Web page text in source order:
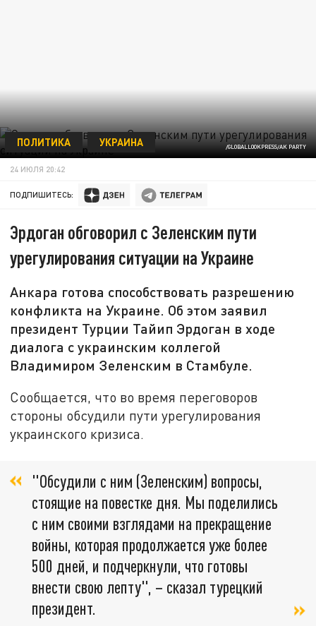
/GLOBALLOOKPRESS/AK PARTY
ПОЛИТИКА УКРАИНА
24 ИЮЛЯ 20:42
ПОДПИШИТЕСЬ:
Эрдоган обговорил с Зеленским пути
урегулирования ситуации на Украине
Анкара готова способствовать разрешению
конфликта на Украине. Об этом заявил
президент Турции Тайип Эрдоган в ходе
диалога с украинским коллегой
Владимиром Зеленским в Стамбуле.
Сообщается, что во время переговоров
стороны обсудили пути урегулирования
украинского кризиса.
"Обсудили с ним (Зеленским) вопросы,
стоящие на повестке дня. Мы поделились
с ним своими взглядами на прекращение
войны, которая продолжается уже более
500 дней, и подчеркнули, что готовы
внести свою лепту", – сказал турецкий
президент.